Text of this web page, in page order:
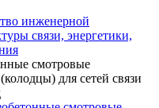
инженерной
связи, энергетики,
смотровые
для сетей связи